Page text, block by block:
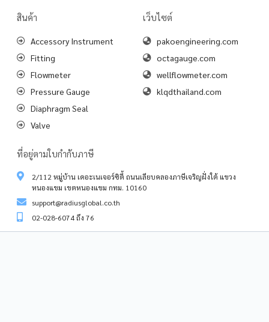
สินค้า
Accessory Instrument
Fitting
Flowmeter
Pressure Gauge
Diaphragm Seal
Valve
เว็บไซต์
pakoengineering.com
octagauge.com
wellflowmeter.com
klqdthailand.com
ที่อยู่ตามใบกำกับภาษี
2/112 หมู่บ้าน เดอะเนเจอร์ซิตี้ ถนนเลียบคลองภาษีเจริญฝั่งใต้ แขวง
หนองแขม เขตหนองแขม กทม. 10160
support@radiusglobal.co.th
02-028-6074 ถึง 76